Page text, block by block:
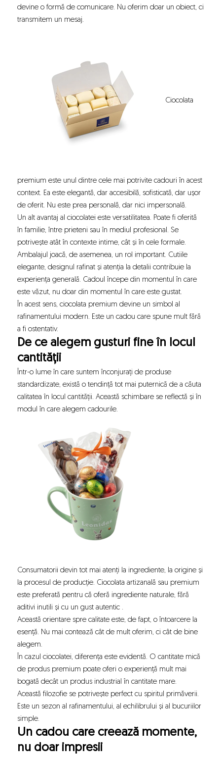
devine o formă de comunicare. Nu oferim doar un obiect, ci
transmitem un mesaj.
Ciocolata
premium este unul dintre cele mai potrivite cadouri în acest
context. Ea este elegantă, dar accesibilă, sofisticată, dar ușor
de oferit. Nu este prea personală, dar nici impersonală.
Un alt avantaj al ciocolatei este versatilitatea. Poate fi oferită
în familie, între prieteni sau în mediul profesional. Se
potrivește atât în contexte intime, cât și în cele formale.
Ambalajul joacă, de asemenea, un rol important. Cutiile
elegante, designul rafinat și atenția la detalii contribuie la
experiența generală. Cadoul începe din momentul în care
este văzut, nu doar din momentul în care este gustat.
În acest sens, ciocolata premium devine un simbol al
rafinamentului modern. Este un cadou care spune mult fără
a fi ostentativ.
De ce alegem gusturi fine în locul
cantității
Într-o lume în care suntem înconjurați de produse
standardizate, există o tendință tot mai puternică de a căuta
calitatea în locul cantității. Această schimbare se reflectă și în
modul în care alegem cadourile.
Consumatorii devin tot mai atenți la ingrediente, la origine și
la procesul de producție. Ciocolata artizanală sau premium
este preferată pentru că oferă ingrediente naturale, fără
aditivi inutili și cu un gust autentic .
Această orientare spre calitate este, de fapt, o întoarcere la
esență. Nu mai contează cât de mult oferim, ci cât de bine
alegem.
În cazul ciocolatei, diferența este evidentă. O cantitate mică
de produs premium poate oferi o experiență mult mai
bogată decât un produs industrial în cantitate mare.
Această filozofie se potrivește perfect cu spiritul primăverii.
Este un sezon al rafinamentului, al echilibrului și al bucuriilor
simple.
Un cadou care creează momente,
nu doar impresii